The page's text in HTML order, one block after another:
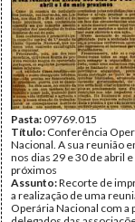
Pasta:09769.015
Título: Conferência
Nacional. A sua reunião
nos dias 29 e 30 de abril
próximos
Assunto:Recorte de
a realização de uma
Operária Nacional com a